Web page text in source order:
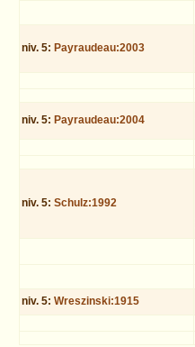
niv. 5: Payraudeau:2003
niv. 5: Payraudeau:2004
niv. 5:Schulz:1992
niv. 5:Wreszinski:1915